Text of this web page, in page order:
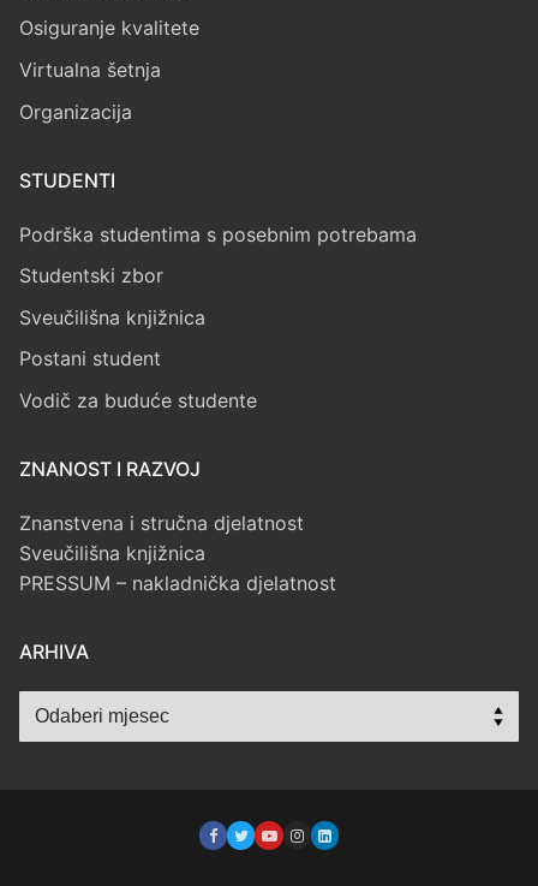
Osiguranje kvalitete
Virtualna šetnja
Organizacija
STUDENTI
Podrška studentima s posebnim potrebama
Studentski zbor
Sveučilišna knjižnica
Postani student
Vodič za buduće studente
ZNANOST I RAZVOJ
Znanstvena i stručna djelatnost
Sveučilišna knjižnica
PRESSUM – nakladnička djelatnost
ARHIVA
Arhiva